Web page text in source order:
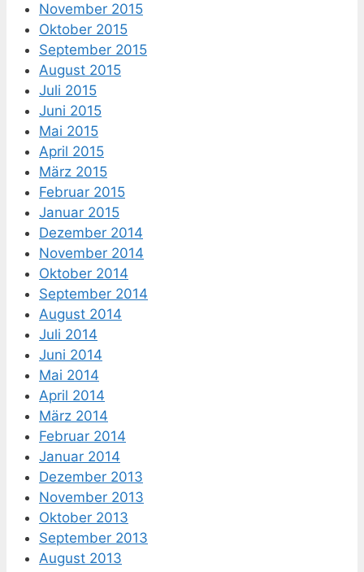
November 2015
Oktober 2015
September 2015
August 2015
Juli 2015
Juni 2015
Mai 2015
April 2015
März 2015
Februar 2015
Januar 2015
Dezember 2014
November 2014
Oktober 2014
September 2014
August 2014
Juli 2014
Juni 2014
Mai 2014
April 2014
März 2014
Februar 2014
Januar 2014
Dezember 2013
November 2013
Oktober 2013
September 2013
August 2013